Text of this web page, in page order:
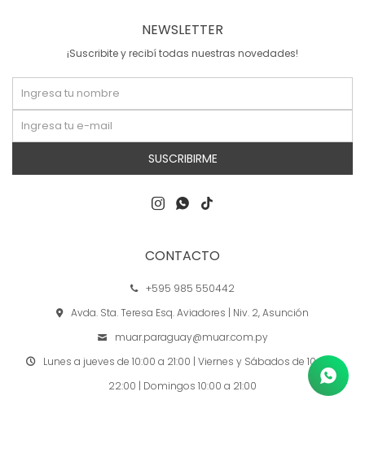
CONTACTO
+595 985 550442
Avda. Sta. Teresa Esq. Aviadores | Niv. 2, Asunción
muar.paraguay@muar.com.py
Lunes a jueves de 10:00 a 21:00 | Viernes y Sábados de 10:00 a
22:00 | Domingos 10:00 a 21:00
NEWSLETTER
¡Suscribite y recibí todas nuestras novedades!
SUSCRIBIRME
  